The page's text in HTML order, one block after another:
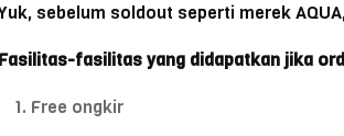
sebelum soldout seperti merek
Fasilitas-fasilitas yang didapatkan jika
Free ongkir